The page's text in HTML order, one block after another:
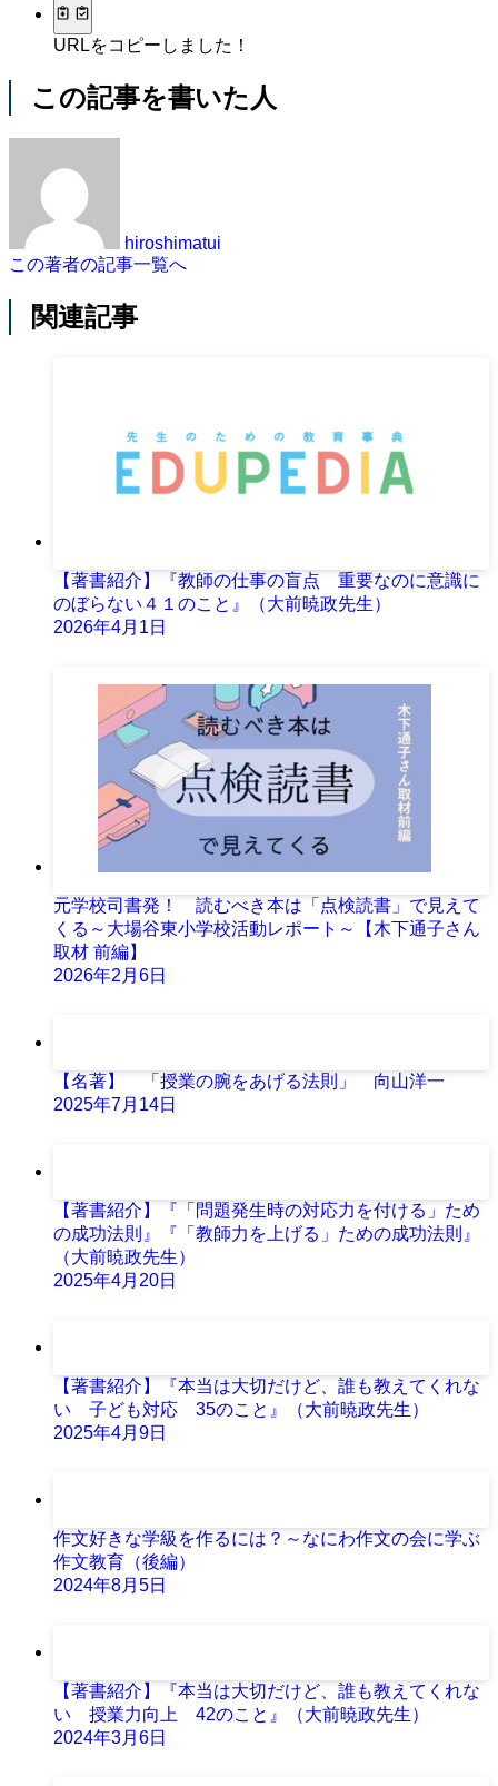
URLをコピーしました！
この記事を書いた人
hiroshimatui
この著者の記事一覧へ
関連記事
【著書紹介】『教師の仕事の盲点 重要なのに意識に
のぼらない４１のこと』（大前暁政先生）
2026年4月1日
元学校司書発！ 読むべき本は「点検読書」で見えて
くる～大場谷東小学校活動レポート～【木下通子さん
取材 前編】
2026年2月6日
【名著】 「授業の腕をあげる法則」 向山洋一
2025年7月14日
【著書紹介】『「問題発生時の対応力を付ける」ため
の成功法則』『「教師力を上げる」ための成功法則』
（大前暁政先生）
2025年4月20日
【著書紹介】『本当は大切だけど、誰も教えてくれな
い 子ども対応 35のこと』（大前暁政先生）
2025年4月9日
作文好きな学級を作るには？～なにわ作文の会に学ぶ
作文教育（後編）
2024年8月5日
【著書紹介】『本当は大切だけど、誰も教えてくれな
い 授業力向上 42のこと』（大前暁政先生）
2024年3月6日